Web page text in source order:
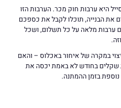
היא ערבות חוק מכר. הערבות הזו
את הבנייה, תוכלו לקבל את כספכם
ערבות מלאה על כל תשלום, ושכל
במקרה של איחור באכלוס – והאם
שקלים בחודש לא באמת יכסה את
בזמן ההמתנה.